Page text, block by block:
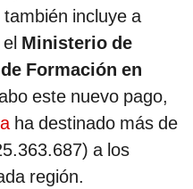
incluye a
Ministerio de
Formación en
este nuevo pago,
ha destinado más de
a los
región.